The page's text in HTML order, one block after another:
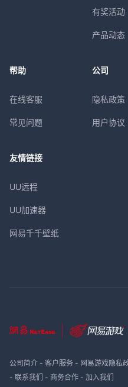
有奖活动
产品动态
帮助
在线客服
常见问题
公司
隐私政策
用户协议
友情链接
UU远程
UU加速器
网易千千壁纸
公司简介- 客户服务- 网易游戏隐私
- 联系我们 - 商务合作- 加入我们